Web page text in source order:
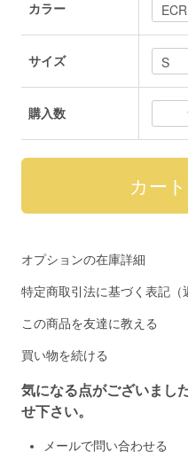
カラー
サイズ
購入数
オプションの在庫詳細
特定商取引法に基づく表記（
この商品を友達に教える
買い物を続ける
気になる点がございまし
せ下さい。
メールで問い合わせる